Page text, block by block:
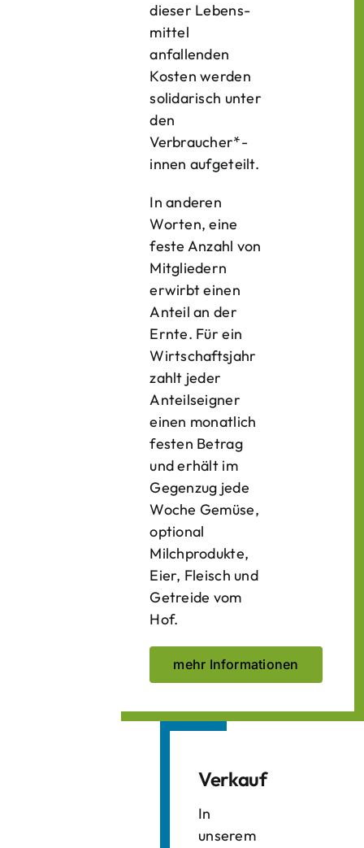
dieser Lebens­
mittel
anfallenden
Kosten werden
solidarisch unter
den
Verbraucher*­
innen aufgeteilt.
In anderen
Worten, eine
feste Anzahl von
Mitgliedern
erwirbt einen
Anteil an der
Ernte. Für ein
Wirtschaftsjahr
zahlt jeder
Anteilseigner
einen monatlich
festen Betrag
und erhält im
Gegenzug jede
Woche Gemüse,
optional
Milchprodukte,
Eier, Fleisch und
Getreide vom
Hof.
mehr Informationen
Verkauf
In
unserem